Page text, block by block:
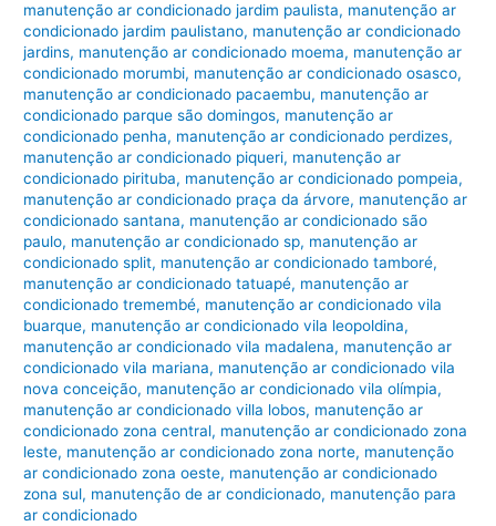
manutenção ar condicionado jardim paulista, manutenção ar
condicionado jardim paulistano, manutenção ar condicionado
jardins, manutenção ar condicionado moema, manutenção ar
condicionado morumbi, manutenção ar condicionado osasco,
manutenção ar condicionado pacaembu, manutenção ar
condicionado parque são domingos, manutenção ar
condicionado penha, manutenção ar condicionado perdizes,
manutenção ar condicionado piqueri, manutenção ar
condicionado pirituba, manutenção ar condicionado pompeia,
manutenção ar condicionado praça da árvore, manutenção ar
condicionado santana, manutenção ar condicionado são
paulo, manutenção ar condicionado sp, manutenção ar
condicionado split, manutenção ar condicionado tamboré,
manutenção ar condicionado tatuapé, manutenção ar
condicionado tremembé, manutenção ar condicionado vila
buarque, manutenção ar condicionado vila leopoldina,
manutenção ar condicionado vila madalena, manutenção ar
condicionado vila mariana, manutenção ar condicionado vila
nova conceição, manutenção ar condicionado vila olímpia,
manutenção ar condicionado villa lobos, manutenção ar
condicionado zona central, manutenção ar condicionado zona
leste, manutenção ar condicionado zona norte, manutenção
ar condicionado zona oeste, manutenção ar condicionado
zona sul, manutenção de ar condicionado, manutenção para
ar condicionado